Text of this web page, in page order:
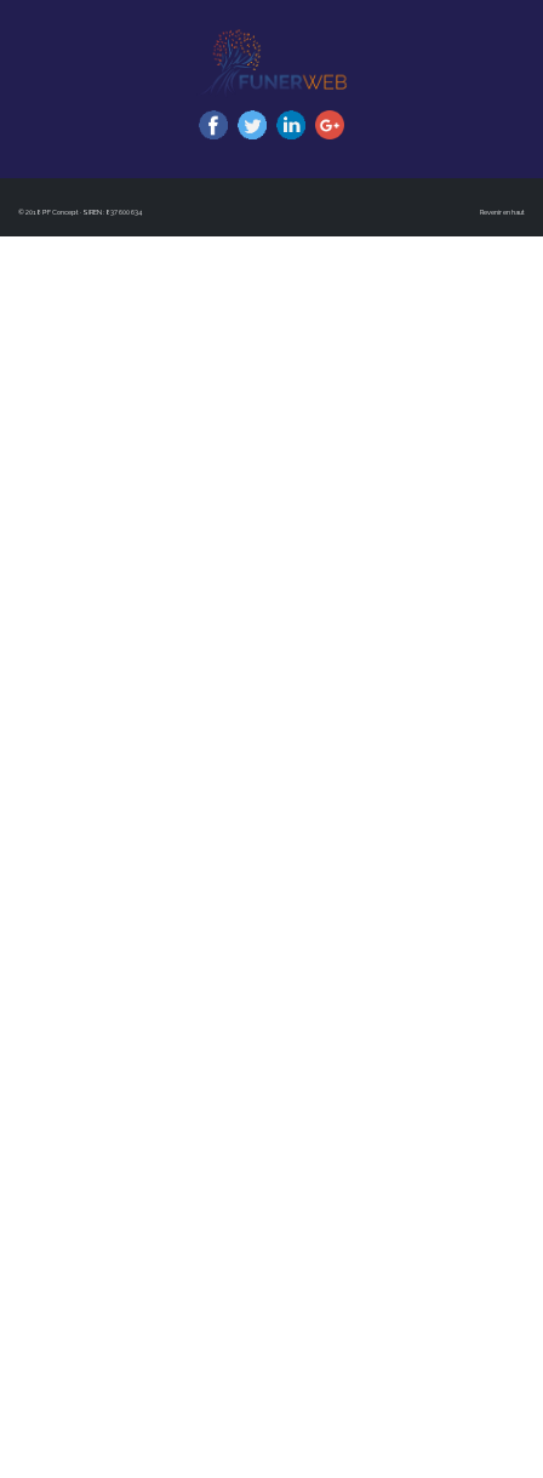
Revenir en haut
© 2018 PF Concept · SIREN : 837 600 634